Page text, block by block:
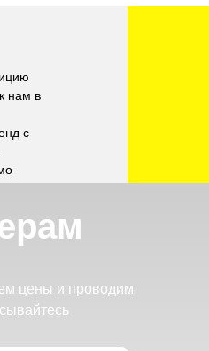
нам в
с
цены и проводим